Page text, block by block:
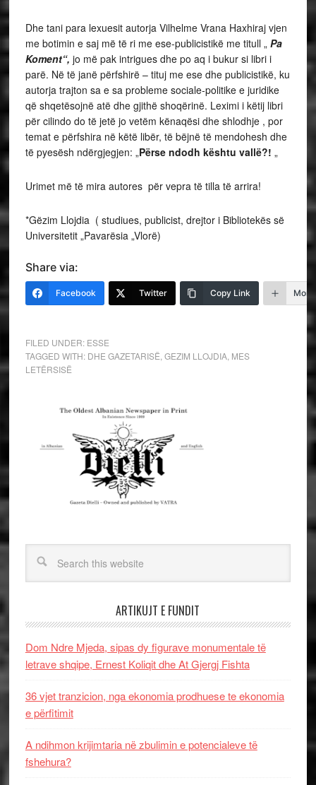
Dhe tani para lexuesit autorja Vilhelme Vrana Haxhiraj vjen
me botimin e saj më të ri me ese-publicistikë me titull „ Pa
Koment“, jo më pak intrigues dhe po aq i bukur si libri i
parë. Në të janë përfshirë – tituj me ese dhe publicistikë, ku
autorja trajton sa e sa probleme sociale-politike e juridike
që shqetësojnë atë dhe gjithë shoqërinë. Leximi i këtij libri
për cilindo do të jetë jo vetëm kënaqësi dhe shlodhje , por
temat e përfshira në këtë libër, të bëjnë të mendohesh dhe
të pyesësh ndërgjegjen: „Përse ndodh kështu vallë?! „
Urimet më të mira autores për vepra të tilla të arrira!
*Gëzim Llojdia ( studiues, publicist, drejtor i Bibliotekës së
Universitetit „Pavarësia „Vlorë)
Share via:
Facebook Twitter Copy Link More
FILED UNDER: ESSE
TAGGED WITH: DHE GAZETARISË GEZIM LLOJDIA, MES
LETËRSISË
ARTIKUJT E FUNDIT
Dom Ndre Mjeda, sipas dy figurave monumentale të
letrave shqipe, Ernest Koliqit dhe At Gjergj Fishta
36 vjet tranzicion, nga ekonomia prodhuese te ekonomia
e përfitimit
A ndihmon krijimtaria në zbulimin e potencialeve të
fshehura?